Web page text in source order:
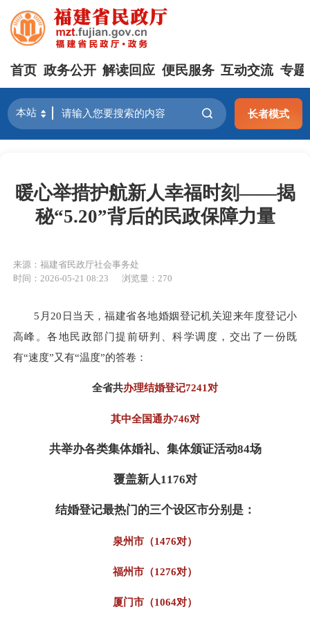
首页 政务公开 解读回应 便民服务 互动交流 专题
长者模式
暖心举措护航新人幸福时刻——揭
秘“5.20”背后的民政保障力量
来源：福建省民政厅社会事务处
时间：2026-05-21 08:23
浏览量：270
5月20日当天，福建省各地婚姻登记机关迎来年度登记小
高峰。各地民政部门提前研判、科学调度，交出了一份既
有“速度”又有“温度”的答卷：
全省共办理结婚登记7241对
其中全国通办746对
共举办各类集体婚礼、集体颁证活动84场
覆盖新人1176对
结婚登记最热门的三个设区市分别是：
泉州市（1476对）
福州市（1276对）
厦门市（1064对）